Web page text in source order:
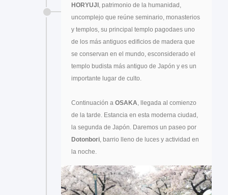
HORYUJI, patrimonio de la humanidad,
uncomplejo que reúne seminario, monasterios
y templos, su principal templo pagodaes uno
de los más antiguos edificios de madera que
se conservan en el mundo, esconsiderado el
templo budista más antiguo de Japón y es un
importante lugar de culto.
Continuación a OSAKA, llegada al comienzo
de la tarde. Estancia en esta moderna ciudad,
la segunda de Japón. Daremos un paseo por
Dotonbori, barrio lleno de luces y actividad en
la noche.